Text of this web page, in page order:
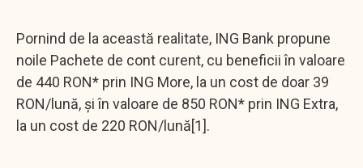
Pornind de la această realitate, ING Bank propune
noile Pachete de cont curent, cu beneficii în valoare
de 440 RON* prin ING More, la un cost de doar 39
RON/lună, și în valoare de 850 RON* prin ING Extra,
la un cost de 220 RON/lună[1].